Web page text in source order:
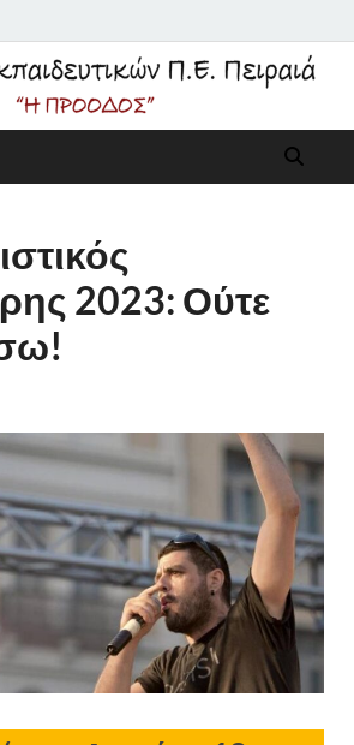
Π.Ε.
"Η Πρόοδος"
2023: Ούτε